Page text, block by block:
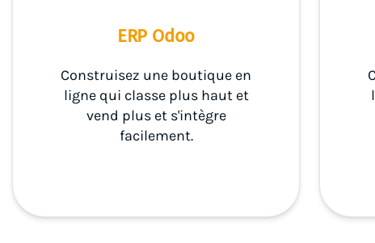
ERP Odoo
Construisez une boutique en
ligne qui classe plus haut et
vend plus et s'intègre
facilement.